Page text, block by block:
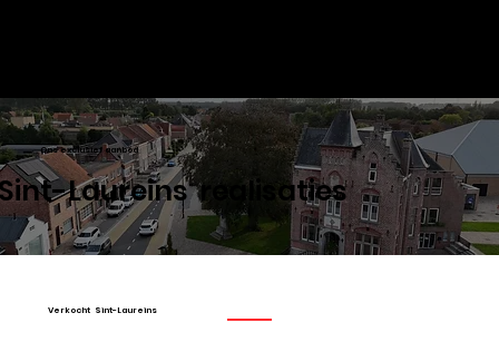
Ons exclusief aanbod
Laureins realisaties
Verkocht Sint-Laureins